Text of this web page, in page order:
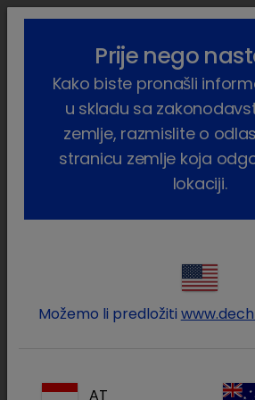
Proizvodi
Farmaceutski proizvodi
Oxytocin
lockPrijavite se na
Prije nego
Kako biste pronašli
u skladu sa
zemlje, razmislite o
stranicu zemlje koja
lokaciji.
Možemo li predložiti
AT